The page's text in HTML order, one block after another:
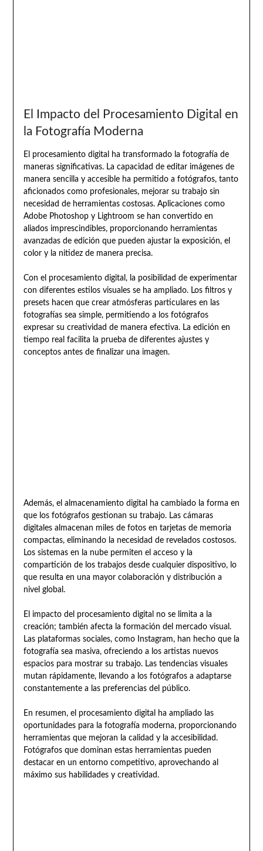
El Impacto del Procesamiento Digital en
la Fotografía Moderna
El procesamiento digital ha transformado la fotografía de
maneras significativas. La capacidad de editar imágenes de
manera sencilla y accesible ha permitido a fotógrafos, tanto
aficionados como profesionales, mejorar su trabajo sin
necesidad de herramientas costosas. Aplicaciones como
Adobe Photoshop y Lightroom se han convertido en
aliados imprescindibles, proporcionando herramientas
avanzadas de edición que pueden ajustar la exposición, el
color y la nitidez de manera precisa.
Con el procesamiento digital, la posibilidad de experimentar
con diferentes estilos visuales se ha ampliado. Los filtros y
presets hacen que crear atmósferas particulares en las
fotografías sea simple, permitiendo a los fotógrafos
expresar su creatividad de manera efectiva. La edición en
tiempo real facilita la prueba de diferentes ajustes y
conceptos antes de finalizar una imagen.
Además, el almacenamiento digital ha cambiado la forma en
que los fotógrafos gestionan su trabajo. Las cámaras
digitales almacenan miles de fotos en tarjetas de memoria
compactas, eliminando la necesidad de revelados costosos.
Los sistemas en la nube permiten el acceso y la
compartición de los trabajos desde cualquier dispositivo, lo
que resulta en una mayor colaboración y distribución a
nivel global.
El impacto del procesamiento digital no se limita a la
creación; también afecta la formación del mercado visual.
Las plataformas sociales, como Instagram, han hecho que la
fotografía sea masiva, ofreciendo a los artistas nuevos
espacios para mostrar su trabajo. Las tendencias visuales
mutan rápidamente, llevando a los fotógrafos a adaptarse
constantemente a las preferencias del público.
En resumen, el procesamiento digital ha ampliado las
oportunidades para la fotografía moderna, proporcionando
herramientas que mejoran la calidad y la accesibilidad.
Fotógrafos que dominan estas herramientas pueden
destacar en un entorno competitivo, aprovechando al
máximo sus habilidades y creatividad.